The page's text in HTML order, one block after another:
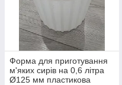
Форма для приготування
м'яких сирів на 0,6 літра
Ø125 мм пластикова